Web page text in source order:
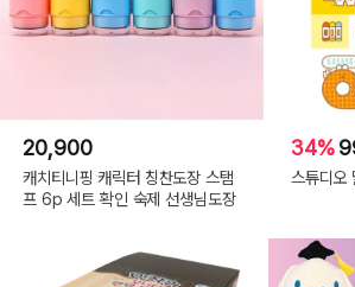
20,900
캐치티니핑 캐릭터 칭찬도장 스탬
프 6p 세트 확인 숙제 선생님도장
34%
스튜디오